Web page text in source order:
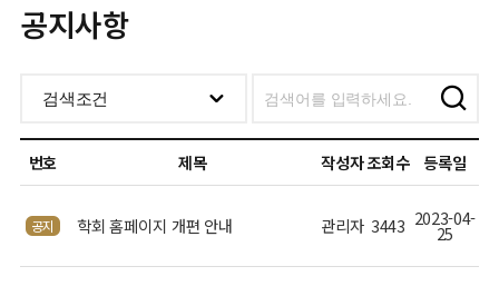
공지사항
번호 제목 작성자조회수 등록일
공지 학회 홈페이지 개편 안내 관리자 3443 2023-04-
25